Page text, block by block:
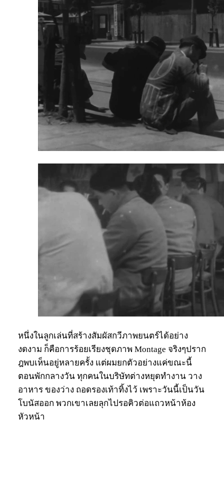
หนึ่งในลูกเล่นที่สร้างสัมผัสกวีภาพยนตร์ได้อย่าง
งดงาม ก็คือการร้อยเรียงชุดภาพ Montage จริงๆปราก
ฎพบเห็นอยู่หลายครั้ง แต่ผมยกตัวอย่างแค่ขณะนี้
ตอนพักกลางวัน ทุกคนในบริษัทต่างหยุดทำงาน วาง
อาหาร ของว่าง ถอดรองเท้าทิ้งไว้ เพราะวันนี้เป็นวัน
โบนัสออก พวกเขาเลยลุกไปรอคิวต่อแถวหน้าห้อง
หัวหน้า